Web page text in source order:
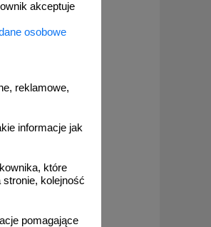
akceptuje
osobowe
reklamowe,
informacje jak
które
stronie, kolejność
pomagające